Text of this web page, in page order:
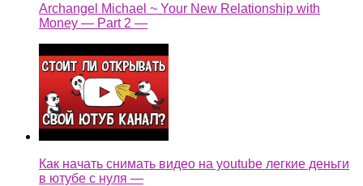
Archangel Michael ~ Your New Relationship with
Money — Part 2 —
Как начать снимать видео на youtube легкие деньги
в ютубе с нуля —